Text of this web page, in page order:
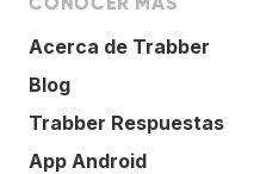
Acerca de Trabber
Blog
Trabber Respuestas
App Android